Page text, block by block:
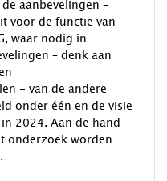
aanbevelingen –
voor de functie van
waar nodig in
– denk aan
- van de andere
onder één en de visie
2024. Aan de hand
onderzoek worden